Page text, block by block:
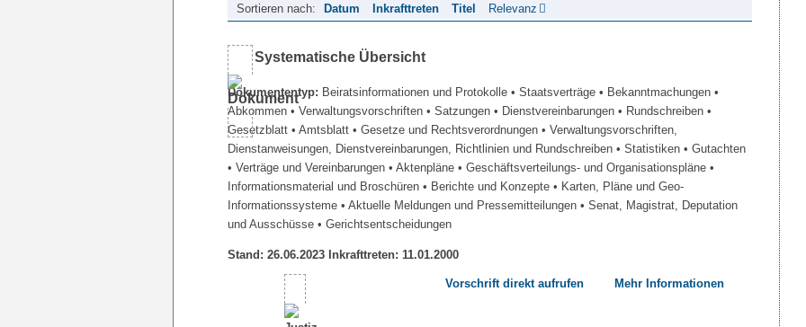
Sortieren nach: Datum Inkrafttreten Titel Relevanz
Systematische Übersicht
Dokumententyp: Beiratsinformationen und Protokolle • Staatsverträge • Bekanntmachungen •
Abkommen • Verwaltungsvorschriften • Satzungen • Dienstvereinbarungen • Rundschreiben •
Gesetzblatt • Amtsblatt • Gesetze und Rechtsverordnungen • Verwaltungsvorschriften,
Dienstanweisungen, Dienstvereinbarungen, Richtlinien und Rundschreiben • Statistiken • Gutachten
• Verträge und Vereinbarungen • Aktenpläne • Geschäftsverteilungs- und Organisationspläne •
Informationsmaterial und Broschüren • Berichte und Konzepte • Karten, Pläne und Geo-
Informationssysteme • Aktuelle Meldungen und Pressemitteilungen • Senat, Magistrat, Deputation
und Ausschüsse • Gerichtsentscheidungen
Stand: 26.06.2023 Inkrafttreten: 11.01.2000
Vorschrift direkt aufrufen Mehr Informationen